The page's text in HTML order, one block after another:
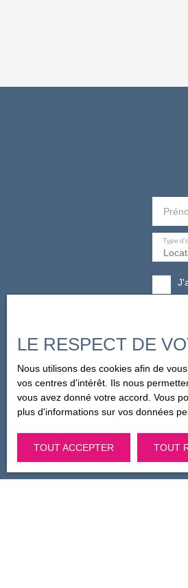
Type
LE RESPECT DE
Nous utilisons des cookies afin de
vos centres d'intérêt. Ils nous
vous avez donné votre accord. Vous
plus d'informations sur vos données
TOUT ACCEPTER TOUT